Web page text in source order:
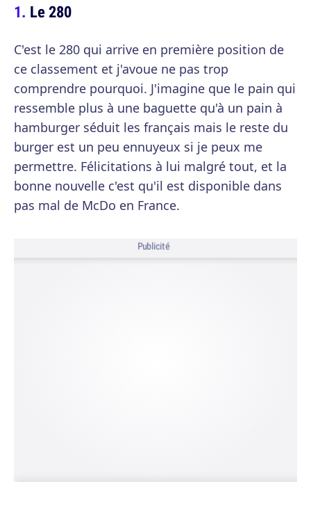
Le 280
C'est le 280 qui arrive en première position de
ce classement et j'avoue ne pas trop
comprendre pourquoi. J'imagine que le pain qui
ressemble plus à une baguette qu'à un pain à
hamburger séduit les français mais le reste du
burger est un peu ennuyeux si je peux me
permettre. Félicitations à lui malgré tout, et la
bonne nouvelle c'est qu'il est disponible dans
pas mal de McDo en France.
Publicité